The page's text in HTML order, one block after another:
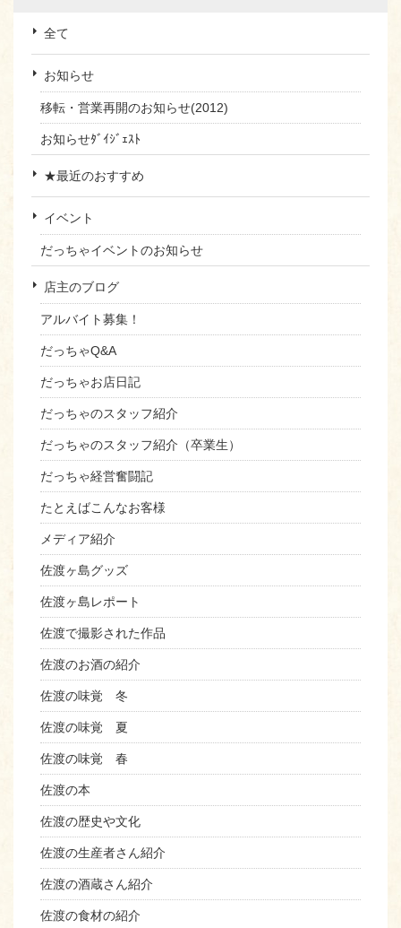
全て
お知らせ
移転・営業再開のお知らせ(2012)
お知らせﾀﾞｲｼﾞｪｽﾄ
★最近のおすすめ
イベント
だっちゃイベントのお知らせ
店主のブログ
アルバイト募集！
だっちゃQ&A
だっちゃお店日記
だっちゃのスタッフ紹介
だっちゃのスタッフ紹介（卒業生）
だっちゃ経営奮闘記
たとえばこんなお客様
メディア紹介
佐渡ヶ島グッズ
佐渡ヶ島レポート
佐渡で撮影された作品
佐渡のお酒の紹介
佐渡の味覚 冬
佐渡の味覚 夏
佐渡の味覚 春
佐渡の本
佐渡の歴史や文化
佐渡の生産者さん紹介
佐渡の酒蔵さん紹介
佐渡の食材の紹介